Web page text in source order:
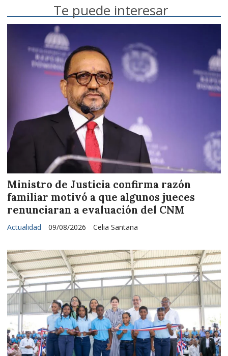
Te puede interesar
Ministro de Justicia confirma razón
familiar motivó a que algunos jueces
renunciaran a evaluación del CNM
Celia Santana
Actualidad 09/08/2026